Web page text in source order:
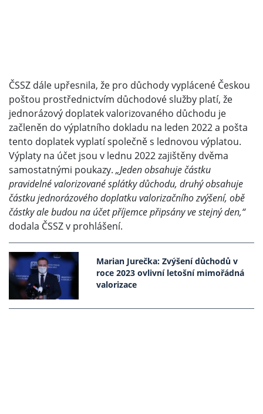
ČSSZ dále upřesnila, že pro důchody vyplácené Českou
poštou prostřednictvím důchodové služby platí, že
jednorázový doplatek valorizovaného důchodu je
začleněn do výplatního dokladu na leden 2022 a pošta
tento doplatek vyplatí společně s lednovou výplatou.
Výplaty na účet jsou v lednu 2022 zajištěny dvěma
samostatnými poukazy. „Jeden obsahuje částku
pravidelné valorizované splátky důchodu, druhý obsahuje
částku jednorázového doplatku valorizačního zvýšení, obě
částky ale budou na účet příjemce připsány ve stejný den,“
dodala ČSSZ v prohlášení.
Marian Jurečka: Zvýšení důchodů v
roce 2023 ovlivní letošní mimořádná
valorizace